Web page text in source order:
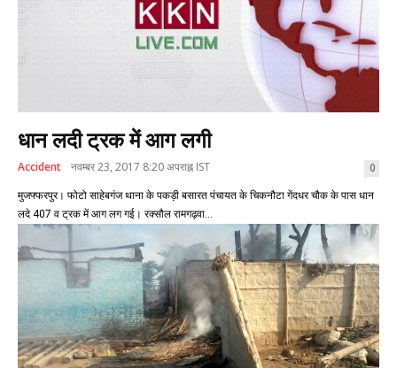
धान लदी ट्रक में आग लगी
Accident नवम्बर 23, 2017 8:20 अपराह्न IST 0
मुजफ्फरपुर। फोटो साहेबगंज थाना के पकड़ी बसारत पंचायत के चिकनौटा गेंदधर चौक के पास धान
लदे 407 व ट्रक में आग लग गई। रक्सौल रामगढ़वा...